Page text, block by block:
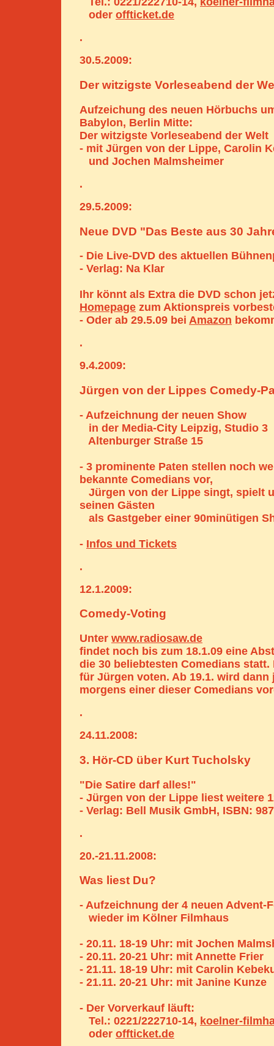
oder offticket.de
.
30.5.2009:
Der witzigste Vorleseabend der
Aufzeichung des neuen Hörbuchs
Babylon, Berlin Mitte:
Der witzigste Vorleseabend der Welt
- mit Jürgen von der Lippe, Carolin
und Jochen Malmsheimer
.
29.5.2009:
Neue DVD "Das Beste aus 30
- Die Live-DVD des aktuellen
- Verlag: Na Klar
Ihr könnt als Extra die DVD schon
Homepage zum Aktionspreis
- Oder ab 29.5.09 bei Amazon
.
9.4.2009:
Jürgen von der Lippes Comedy-
- Aufzeichnung der neuen Show
in der Media-City Leipzig, Studio 3
Altenburger Straße 15
- 3 prominente Paten stellen noch
bekannte Comedians vor,
Jürgen von der Lippe singt, spielt
seinen Gästen
als Gastgeber einer 90minütigen
- Infos und Tickets
.
12.1.2009:
Comedy-Voting
Unter www.radiosaw.de
findet noch bis zum 18.1.09 eine
die 30 beliebtesten Comedians
für Jürgen voten. Ab 19.1. wird dann
morgens einer dieser Comedians
.
24.11.2008:
3. Hör-CD über Kurt Tucholsky
"Die Satire darf alles!"
- Jürgen von der Lippe liest weitere
- Verlag: Bell Musik GmbH, ISBN:
.
20.-21.11.2008:
Was liest Du?
- Aufzeichnung der 4 neuen Advent-
wieder im Kölner Filmhaus
- 20.11. 18-19 Uhr: mit Jochen
- 20.11. 20-21 Uhr: mit Annette Frier
- 21.11. 18-19 Uhr: mit Carolin
- 21.11. 20-21 Uhr: mit Janine Kunze
- Der Vorverkauf läuft:
Tel.: 0221/222710-14, koelner-
oder offticket.de